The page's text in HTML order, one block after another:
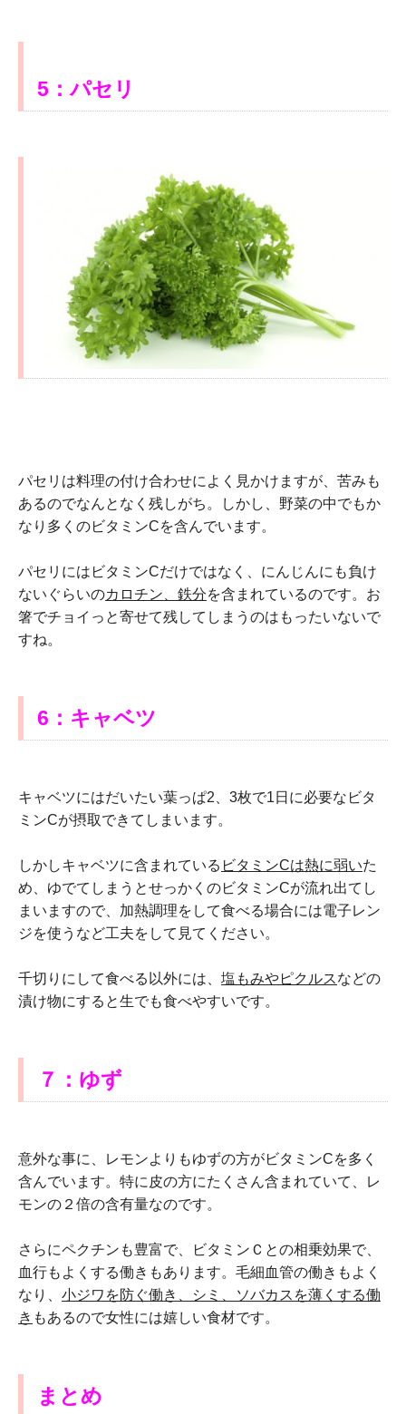
5：パセリ
パセリは料理の付け合わせによく見かけますが、苦みも
あるのでなんとなく残しがち。しかし、野菜の中でもか
なり多くのビタミンCを含んでいます。
パセリにはビタミンCだけではなく、にんじんにも負け
ないぐらいのカロチン、鉄分を含まれているのです。お
箸でチョイっと寄せて残してしまうのはもったいないで
すね。
6：キャベツ
キャベツにはだいたい葉っぱ2、3枚で1日に必要なビタ
ミンCが摂取できてしまいます。
しかしキャベツに含まれている ビタミンCは熱に弱いた
め、ゆでてしまうとせっかくのビタミンCが流れ出てし
まいますので、加熱調理をして食べる場合には電子レン
ジを使うなど工夫をして見てください。
千切りにして食べる以外には、 塩もみやピクルスなどの
漬け物にすると生でも食べやすいです。
７：ゆず
意外な事に、レモンよりもゆずの方がビタミンCを多く
含んでいます。特に皮の方にたくさん含まれていて、レ
モンの２倍の含有量なのです。
さらにペクチンも豊富で、ビタミンＣとの相乗効果で、
血行もよくする働きもあります。毛細血管の働きもよく
なり、 小ジワを防ぐ働き、シミ、ソバカスを薄くする働
き もあるので女性には嬉しい食材です。
まとめ